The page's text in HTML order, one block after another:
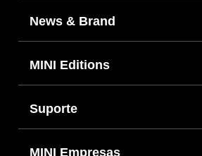
News & Brand
MINI Editions
Suporte
MINI Empresas